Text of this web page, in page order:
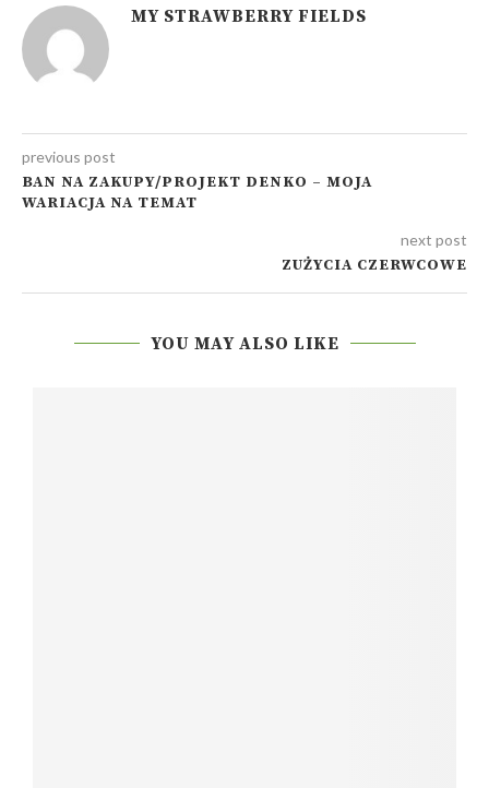
MY STRAWBERRY FIELDS
previous post
BAN NA ZAKUPY/PROJEKT DENKO – MOJA
WARIACJA NA TEMAT
next post
ZUŻYCIA CZERWCOWE
YOU MAY ALSO LIKE